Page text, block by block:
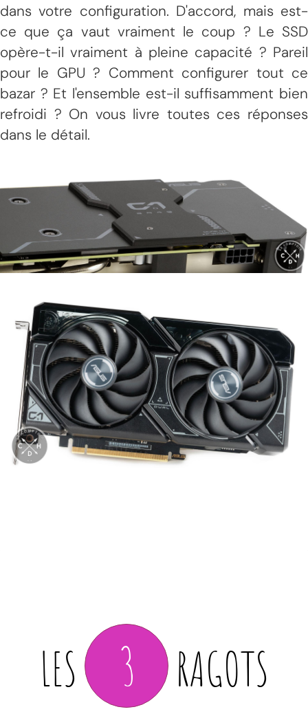
dans votre configuration. D'accord, mais est-
ce que ça vaut vraiment le coup ? Le SSD
opère-t-il vraiment à pleine capacité ? Pareil
pour le GPU ? Comment configurer tout ce
bazar ? Et l'ensemble est-il suffisamment bien
refroidi ? On vous livre toutes ces réponses
dans le détail.
LES 3 RAGOTS